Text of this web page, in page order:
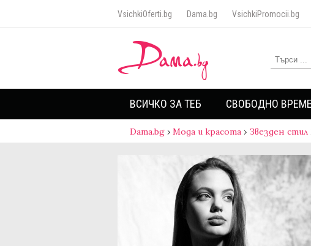
VsichkiOferti.bg Dama.bg VsichkiPromocii.bg
ВСИЧКО ЗА ТЕБ СВОБОДНО ВРЕМЕ
Dama.bg › Мода и красота › Звезден стил